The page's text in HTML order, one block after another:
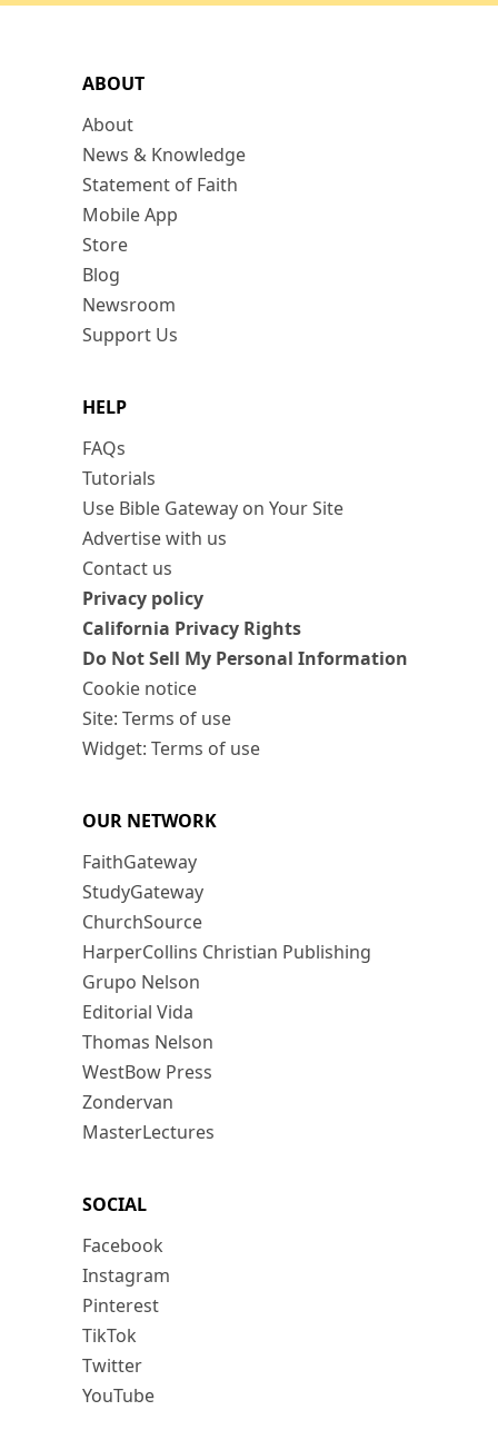
ABOUT
About
News & Knowledge
Statement of Faith
Mobile App
Store
Blog
Newsroom
Support Us
HELP
FAQs
Tutorials
Use Bible Gateway on Your Site
Advertise with us
Contact us
Privacy policy
California Privacy Rights
Do Not Sell My Personal Information
Cookie notice
Site: Terms of use
Widget: Terms of use
OUR NETWORK
FaithGateway
StudyGateway
ChurchSource
HarperCollins Christian Publishing
Grupo Nelson
Editorial Vida
Thomas Nelson
WestBow Press
Zondervan
MasterLectures
SOCIAL
Facebook
Instagram
Pinterest
TikTok
Twitter
YouTube